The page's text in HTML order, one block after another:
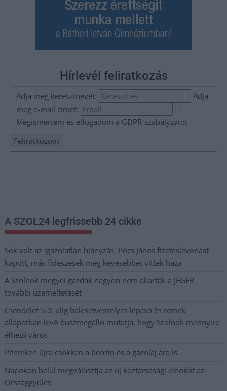
Hírlevél feliratkozás
Adja meg keresztnevét:
Adja
meg e-mail címét:
Megismertem és elfogadom a GDPR-szabályzatot
A SZOL24 legfrissebb 24 cikke
Sok volt az igazolatlan hiányzás, Pócs János fizetéslevonást
kapott, más fideszesek még kevesebbet vittek haza
A Szolnok megyei gazdák nagyon nem akarták a JÉGER
további üzemeltetését
Csendélet 5.0: alig balesetveszélyes lépcső és remek
állapotban levő buszmegálló mutatja, hogy Szolnok mennyire
élhető város
Pénteken újra csökken a benzin és a gázolaj ára is
Napokon belül megválasztja az új köztársasági elnököt az
Országgyűlés